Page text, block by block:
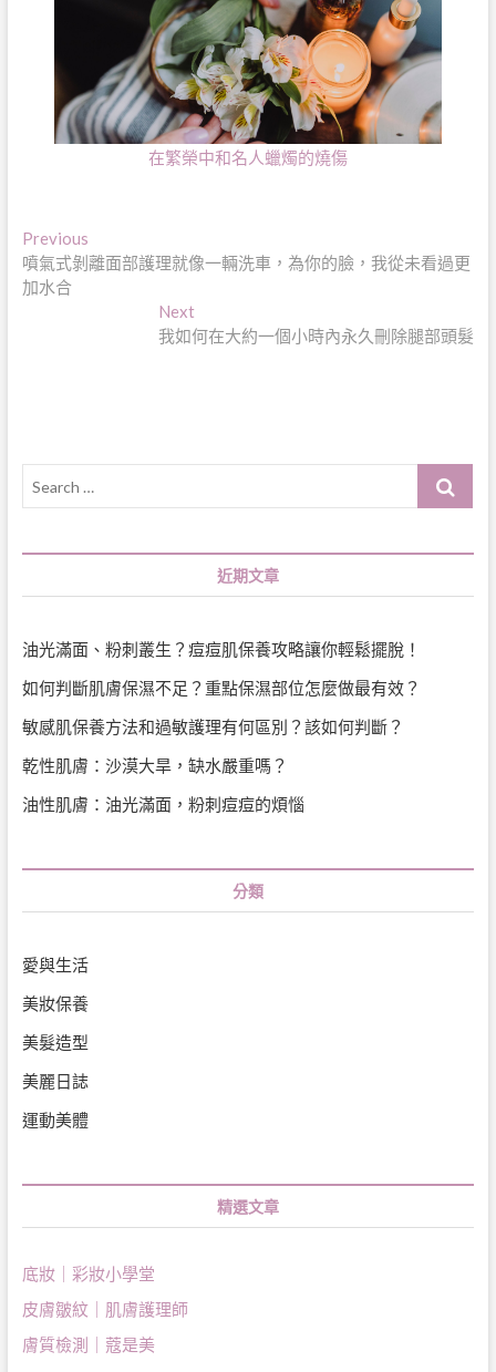
在繁榮中和名人蠟燭的燒傷
文
章
PreviousPrevious
post:
噴氣式剝離面部護理就像一輛洗車，為你的臉，我從未看過更
加水合
NextNext
post:
我如何在大約一個小時內永久刪除腿部頭髮
Search
近期文章
油光滿面、粉刺叢生？痘痘肌保養攻略讓你輕鬆擺脫！
如何判斷肌膚保濕不足？重點保濕部位怎麼做最有效？
敏感肌保養方法和過敏護理有何區別？該如何判斷？
乾性肌膚：沙漠大旱，缺水嚴重嗎？
油性肌膚：油光滿面，粉刺痘痘的煩惱
分類
愛與生活
美妝保養
美髮造型
美麗日誌
運動美體
精選文章
底妝｜彩妝小學堂
皮膚皺紋｜肌膚護理師
膚質檢測｜蔻是美